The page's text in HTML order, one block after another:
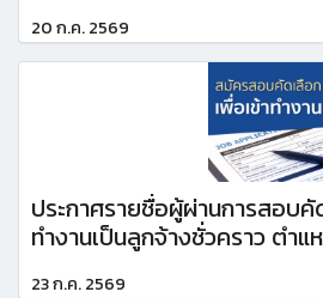
20 ก.ค. 2569
ประกาศรายชื่อผู้ผ่านการสอบ
ทำงานเป็นลูกจ้างชั่วคราว ตำ
23 ก.ค. 2569